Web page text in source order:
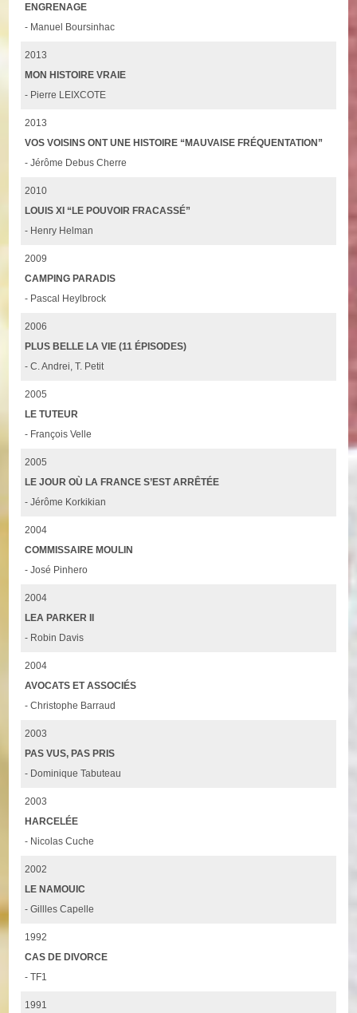
ENGRENAGE
- Manuel Boursinhac
2013
MON HISTOIRE VRAIE
- Pierre LEIXCOTE
2013
VOS VOISINS ONT UNE HISTOIRE “MAUVAISE FRÉQUENTATION”
- Jérôme Debus Cherre
2010
LOUIS XI “LE POUVOIR FRACASSÉ”
- Henry Helman
2009
CAMPING PARADIS
- Pascal Heylbrock
2006
PLUS BELLE LA VIE (11 ÉPISODES)
- C. Andrei, T. Petit
2005
LE TUTEUR
- François Velle
2005
LE JOUR OÙ LA FRANCE S’EST ARRÊTÉE
- Jérôme Korkikian
2004
COMMISSAIRE MOULIN
- José Pinhero
2004
LEA PARKER II
- Robin Davis
2004
AVOCATS ET ASSOCIÉS
- Christophe Barraud
2003
PAS VUS, PAS PRIS
- Dominique Tabuteau
2003
HARCELÉE
- Nicolas Cuche
2002
LE NAMOUIC
- Gillles Capelle
1992
CAS DE DIVORCE
- TF1
1991